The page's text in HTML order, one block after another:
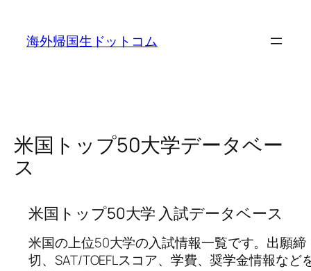
海外帰国生ドットコム
米国トップ50大学データベー
ス
米国トップ50大学 入試データベース
米国の上位50大学の入試情報一覧です。出願締
切、SAT/TOEFLスコア、学費、奨学金情報など